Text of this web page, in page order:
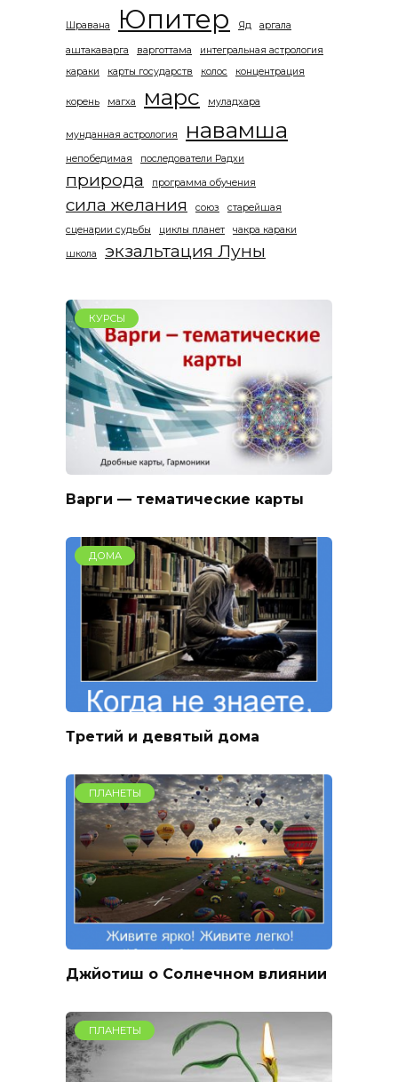
Шравана Юпитер Яд аргала
аштакаварга варготтама
интегральная астрология
караки
карты государств колос концентрация
корень магха марс муладхара
мунданная астрология навамша
непобедимая последователи Радхи
природа программа обучения
сила желания союз
старейшая
сценарии судьбы
циклы планет чакра караки
школа экзальтация Луны
КУРСЫ
Варги — тематические карты
ДОМА
Третий и девятый дома
ПЛАНЕТЫ
Джйотиш о Солнечном влиянии
ПЛАНЕТЫ